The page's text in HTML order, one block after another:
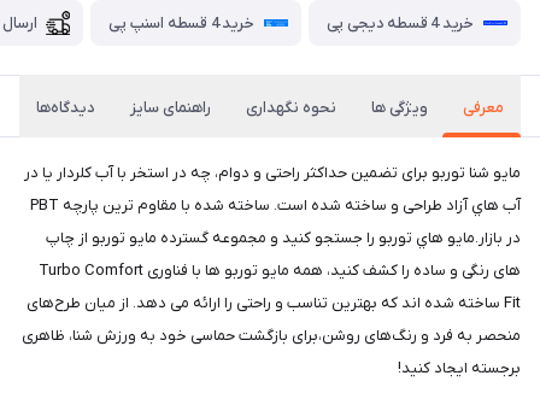
خرید 4 قسطه دیجی پی خرید 4 قسطه اسنپ پی
معرفی ویژگی ها نحوه نگهداری راهنمای سایز دیدگاه‌ها
مايو شنا توربو برای تضمین حداکثر راحتی و دوام، چه در استخر با آب کلردار یا در
آب هاي آزاد طراحی و ساخته شده است. ساخته شده با مقاوم ترین پارچه PBT
در بازار.مايو هاي توربو را جستجو کنید و مجموعه گسترده مايو توربو از چاپ
های رنگی و ساده را کشف کنید، همه مایو توربو ها با فناوری Turbo Comfort
Fit ساخته شده اند که بهترین تناسب و راحتی را ارائه می دهد. از میان طرح‌های
منحصر به فرد و رنگ‌های روشن،برای بازگشت حماسی خود به ورزش شنا، ظاهری
برجسته ایجاد کنید!